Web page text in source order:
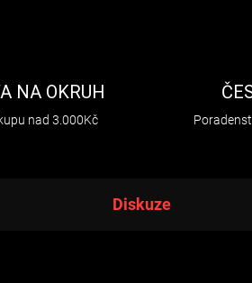
NA OKRUH
nad 3.000Kč
Diskuze